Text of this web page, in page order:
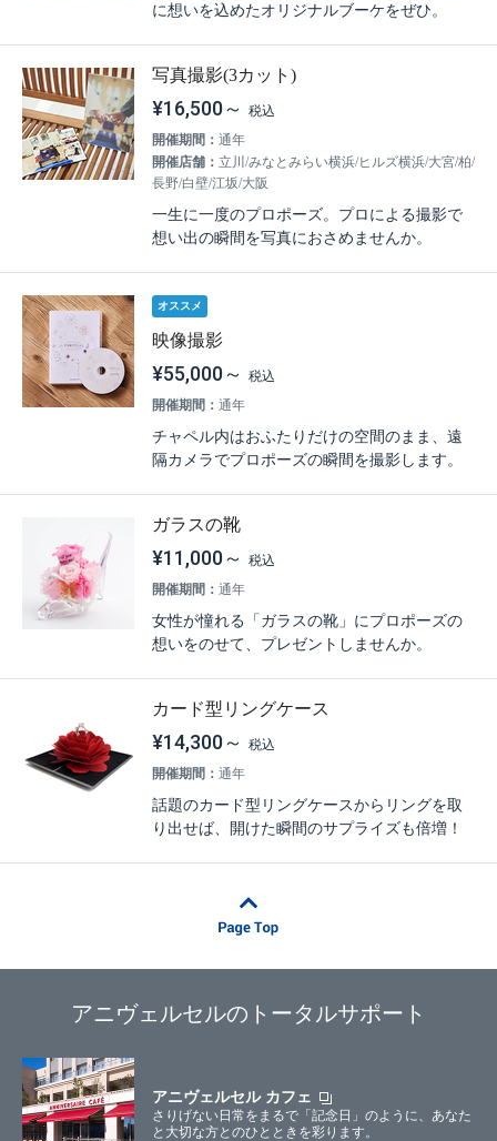
に想いを込めたオリジナルブーケをぜひ。
写真撮影(3カット)
¥16,500～
開催期間： 通年
開催店舗： 立川/みなとみらい横浜/ヒルズ横浜/大宮/柏/
長野/白壁/江坂/大阪
一生に一度のプロポーズ。プロによる撮影で
想い出の瞬間を写真におさめませんか。
オススメ
映像撮影
¥55,000～
開催期間： 通年
チャペル内はおふたりだけの空間のまま、遠
隔カメラでプロポーズの瞬間を撮影します。
ガラスの靴
¥11,000～
開催期間： 通年
女性が憧れる「ガラスの靴」にプロポーズの
想いをのせて、プレゼントしませんか。
カード型リングケース
¥14,300～
開催期間： 通年
話題のカード型リングケースからリングを取
り出せば、開けた瞬間のサプライズも倍増！
アニヴェルセルのトータルサポート
アニヴェルセル カフェ
さりげない日常をまるで「記念日」のように、あなた
と大切な方とのひとときを彩ります。